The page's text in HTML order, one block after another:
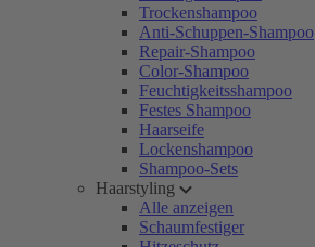
Trockenshampoo
Anti-Schuppen-Shampoo
Repair-Shampoo
Color-Shampoo
Feuchtigkeitsshampoo
Festes Shampoo
Haarseife
Lockenshampoo
Shampoo-Sets
Haarstyling
Alle anzeigen
Schaumfestiger